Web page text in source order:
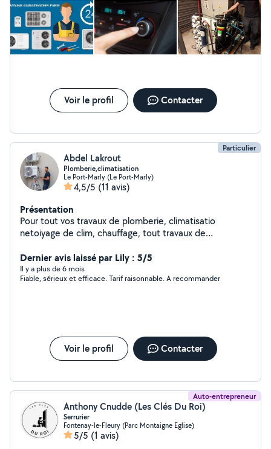
Voir le profil Contacter
Particulier
Abdel Lakrout
Plomberie,climatisation
Le Port-Marly (Le Port-Marly)
4,5/5 (11 avis)
Présentation
Pour tout vos travaux de plomberie, climatisatio
netoiyage de clim, chauffage, tout travaux de
Dernier avis laissé par Lily : 5/5
Il y a plus de 6 mois
Fiable, sérieux et efficace. Tarif raisonnable. A recommander
Voir le profil Contacter
Auto-entrepreneur
Anthony Cnudde (Les Clés Du Roi)
Serrurier
Fontenay-le-Fleury (Parc Montaigne Eglise)
5/5 (1 avis)